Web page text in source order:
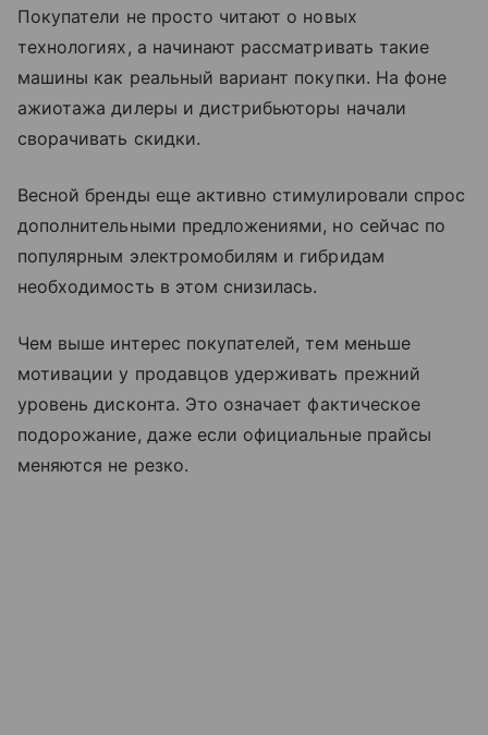
Покупатели не просто читают о новых
технологиях, а начинают рассматривать такие
машины как реальный вариант покупки. На фоне
ажиотажа дилеры и дистрибьюторы начали
сворачивать скидки.
Весной бренды еще активно стимулировали спрос
дополнительными предложениями, но сейчас по
популярным электромобилям и гибридам
необходимость в этом снизилась.
Чем выше интерес покупателей, тем меньше
мотивации у продавцов удерживать прежний
уровень дисконта. Это означает фактическое
подорожание, даже если официальные прайсы
меняются не резко.